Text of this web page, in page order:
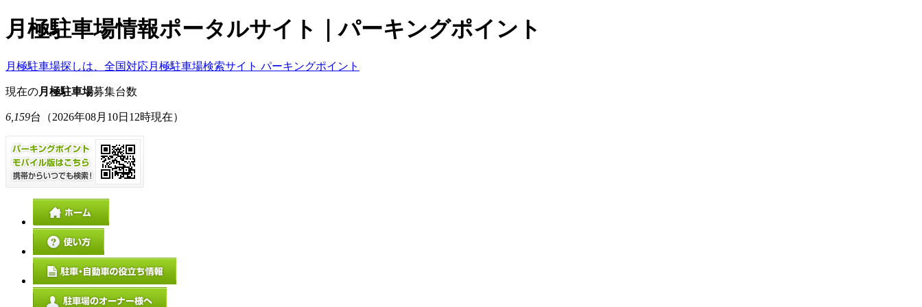
月極駐車場情報ポータルサイト｜パーキングポイント
月極駐車場探しは、全国対応月極駐車場検索サイト パーキングポイント
現在の月極駐車場募集台数
6,159台 （2026年08月10日12時現在）